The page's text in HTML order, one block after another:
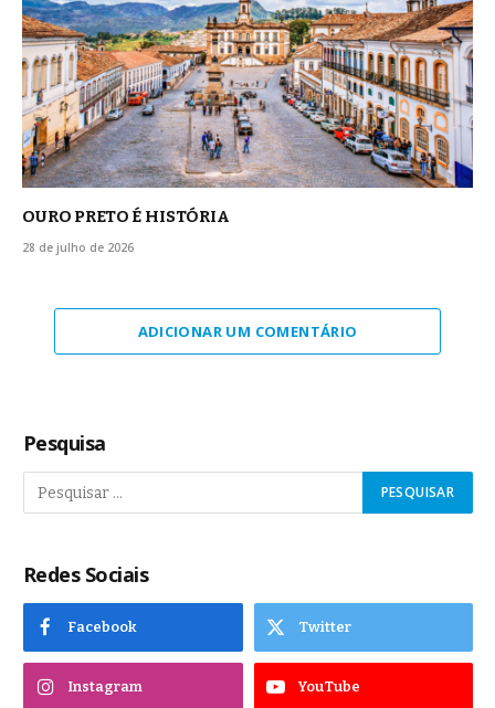
OURO PRETO É HISTÓRIA
28 de julho de 2026
ADICIONAR UM COMENTÁRIO
Pesquisa
Redes Sociais
Facebook Twitter
Instagram YouTube